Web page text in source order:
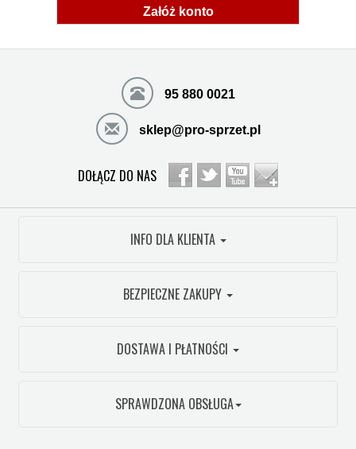
Załóż konto
95 880 0021
sklep@pro-sprzet.pl
DOŁĄCZ DO NAS
INFO DLA KLIENTA
BEZPIECZNE ZAKUPY
DOSTAWA I PŁATNOŚCI
SPRAWDZONA OBSŁUGA